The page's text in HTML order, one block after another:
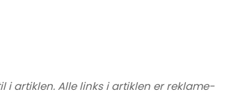
i artiklen. Alle links i artiklen er reklame-